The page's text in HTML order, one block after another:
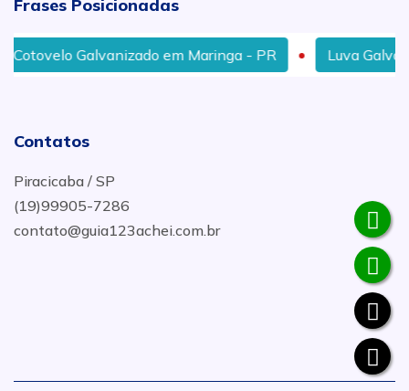
Frases Posicionadas
Galvanizado em Maringa - PR Luva
Contatos
Piracicaba / SP
(19)99905-7286
contato@guia123achei.com.br